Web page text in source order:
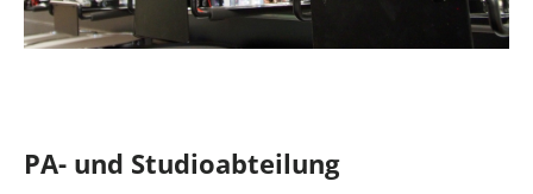
PA- und Studioabteilung